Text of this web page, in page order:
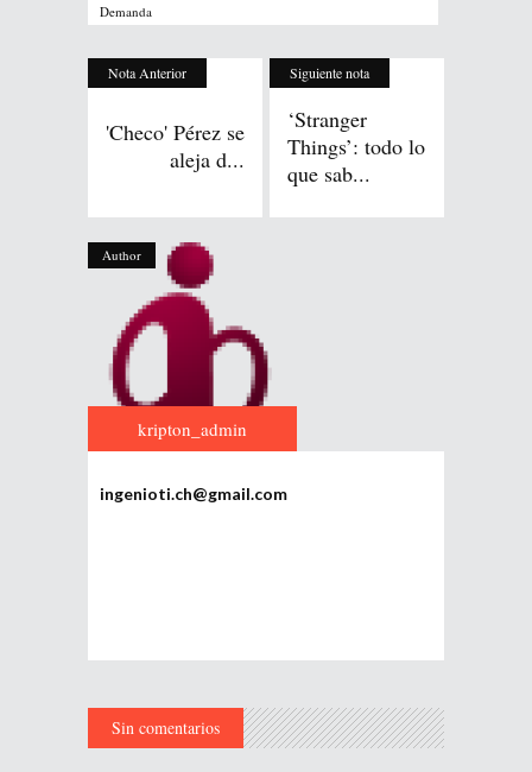
Demanda
Nota Anterior
'Checo' Pérez se
aleja d...
Siguiente nota
‘Stranger
Things’: todo lo
que sab...
Author
kripton_admin
ingenioti.ch@gmail.com
Sin comentarios